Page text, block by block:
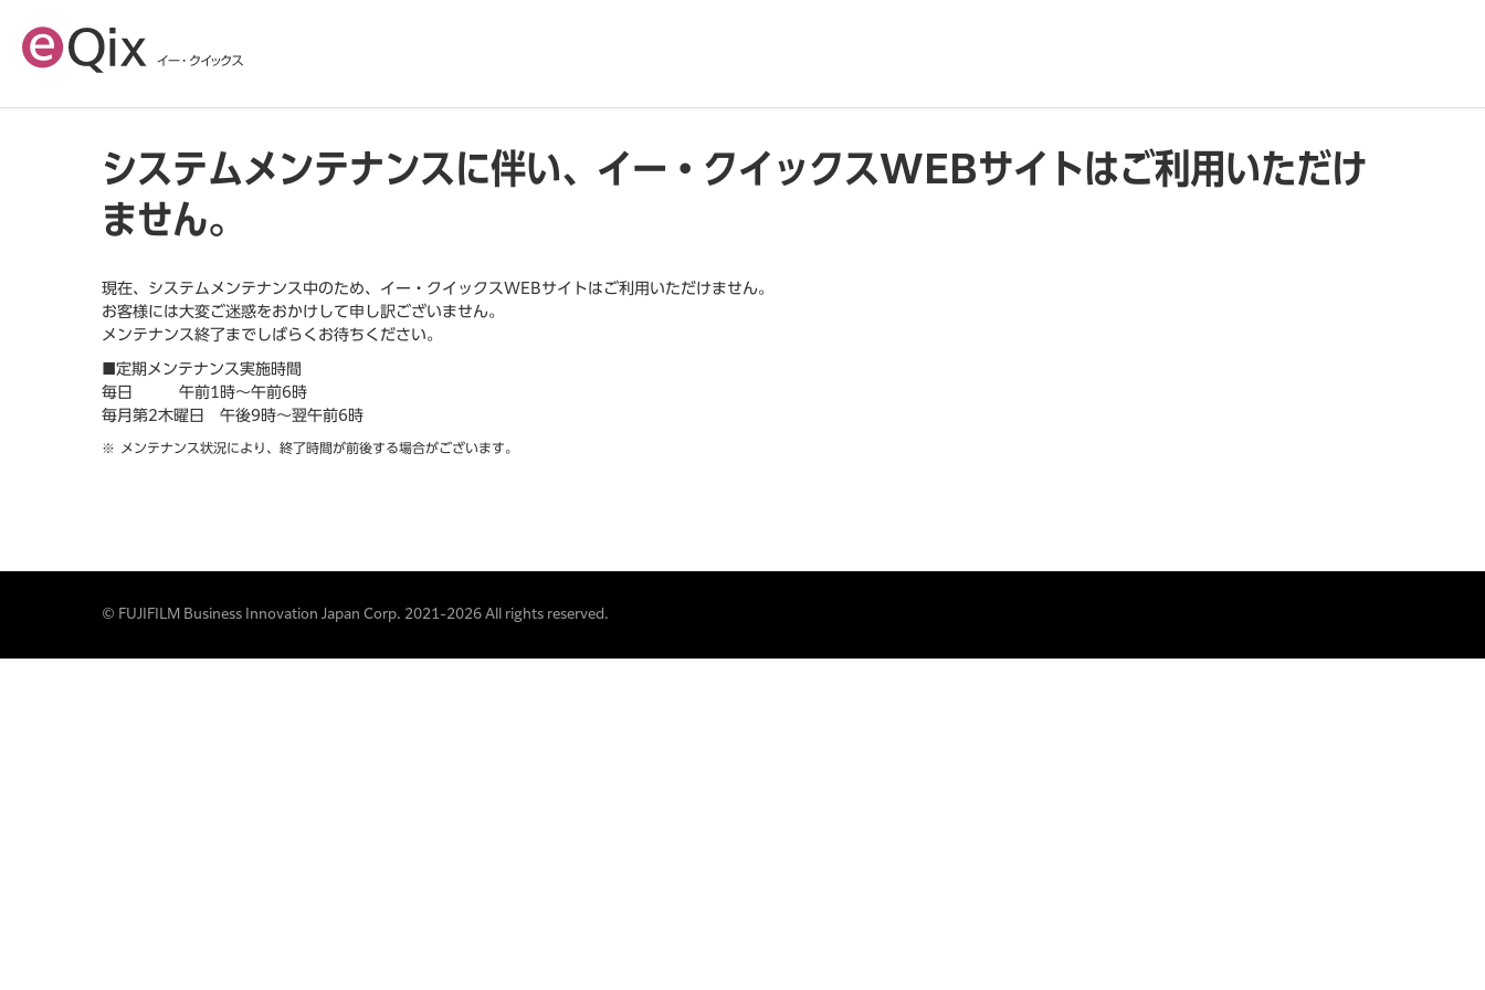
システムメンテナンスに伴い、イー・クイックスWEBサイトはご利用いただけ
ません。
現在、システムメンテナンス中のため、イー・クイックスWEBサイトはご利用いただけません。
お客様には大変ご迷惑をおかけして申し訳ございません。
メンテナンス終了までしばらくお待ちください。
■定期メンテナンス実施時間
毎日 午前1時～午前6時
毎月第2木曜日 午後9時～翌午前6時
メンテナンス状況により、終了時間が前後する場合がございます。
© FUJIFILM Business Innovation Japan Corp. 2021-2026 All rights reserved.